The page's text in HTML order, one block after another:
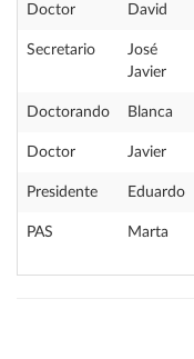
Doctor David
Secretario
José
Javier
Doctorando Blanca
Doctor Javier
Presidente Eduardo
PAS Marta